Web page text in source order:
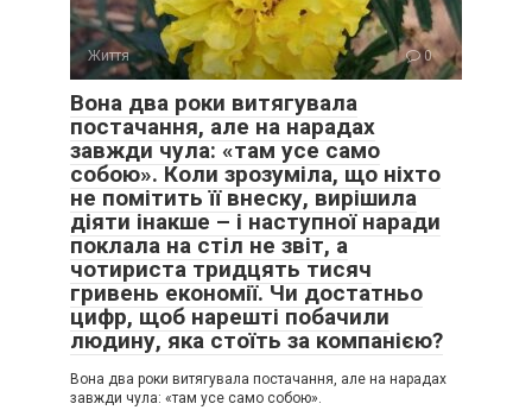
Життя 0
Вона два роки витягувала
постачання, але на нарадах
завжди чула: «там усе само
собою». Коли зрозуміла, що ніхто
не помітить її внеску, вирішила
діяти інакше – і наступної наради
поклала на стіл не звіт, а
чотириста тридцять тисяч
гривень економії. Чи достатньо
цифр, щоб нарешті побачили
людину, яка стоїть за компанією?
Вона два роки витягувала постачання, але на нарадах
завжди чула: «там усе само собою».